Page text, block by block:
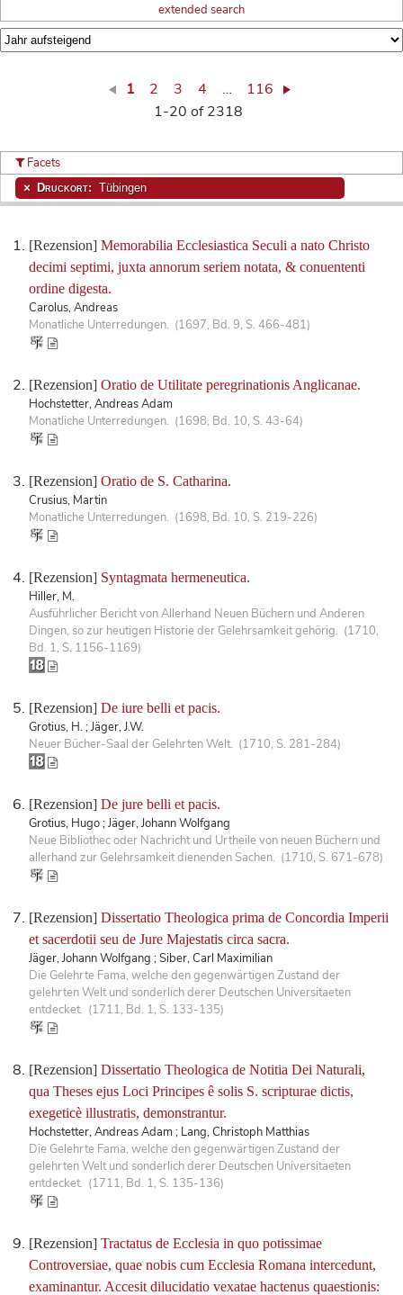
extended search
1 2 3 4 …
116
1-20 of 2318
[Rezension] Memorabilia Ecclesiastica Seculi a nato Christo
decimi septimi, juxta annorum seriem notata, & conuententi
ordine digesta.
Carolus, Andreas
Monatliche Unterredungen. (1697, Bd. 9, S. 466-481)
[Rezension] Oratio de Utilitate peregrinationis Anglicanae.
Hochstetter, Andreas Adam
Monatliche Unterredungen. (1698, Bd. 10, S. 43-64)
[Rezension] Oratio de S. Catharina.
Crusius, Martin
Monatliche Unterredungen. (1698, Bd. 10, S. 219-226)
[Rezension] Syntagmata hermeneutica.
Hiller, M.
Ausführlicher Bericht von Allerhand Neuen Büchern und Anderen
Dingen, so zur heutigen Historie der Gelehrsamkeit gehörig. (1710,
Bd. 1, S. 1156-1169)
[Rezension] De iure belli et pacis.
Grotius, H. ; Jäger, J.W.
Neuer Bücher-Saal der Gelehrten Welt. (1710, S. 281-284)
[Rezension] De jure belli et pacis.
Grotius, Hugo ; Jäger, Johann Wolfgang
Neue Bibliothec oder Nachricht und Urtheile von neuen Büchern und
allerhand zur Gelehrsamkeit dienenden Sachen. (1710, S. 671-678)
[Rezension] Dissertatio Theologica prima de Concordia Imperii
et sacerdotii seu de Jure Majestatis circa sacra.
Jäger, Johann Wolfgang ; Siber, Carl Maximilian
Die Gelehrte Fama, welche den gegenwärtigen Zustand der
gelehrten Welt und sonderlich derer Deutschen Universitaeten
entdecket. (1711, Bd. 1, S. 133-135)
[Rezension] Dissertatio Theologica de Notitia Dei Naturali,
qua Theses ejus Loci Principes ê solis S. scripturae dictis,
exegeticè illustratis, demonstrantur.
Hochstetter, Andreas Adam ; Lang, Christoph Matthias
Die Gelehrte Fama, welche den gegenwärtigen Zustand der
gelehrten Welt und sonderlich derer Deutschen Universitaeten
entdecket. (1711, Bd. 1, S. 135-136)
[Rezension] Tractatus de Ecclesia in quo potissimae
Controversiae, quae nobis cum Ecclesia Romana intercedunt,
examinantur. Accesit dilucidatio vexatae hactenus quaestionis:
Facets
Druckort: Tübingen